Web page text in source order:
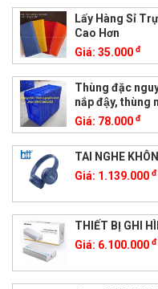
Lấy Hàng Sỉ
Cao Hơn
Giá: 35.000 đ
Thùng đặc
nắp đậy, thùng
Giá: 78.000 đ
TAI NGHE
Giá: 1.139.000 đ
THIẾT BỊ GHI
Giá: 6.100.000 đ